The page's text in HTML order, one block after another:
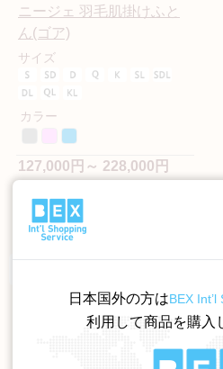
ニージェ 羽毛肌掛けふと
ん(ゴア)
サイズ
カラー
127,000円～ 228,000円
日本国外の方はBEX
利用して商品を購入